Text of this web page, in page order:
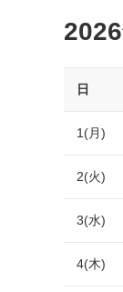
日
1(月)
2(火)
3(水)
4(木)